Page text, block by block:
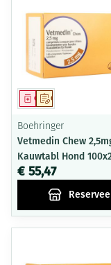
Op voorschrift
Geneesmiddel
Boehringer
Vetmedin Chew
Kauwtabl Hond
€ 55,47